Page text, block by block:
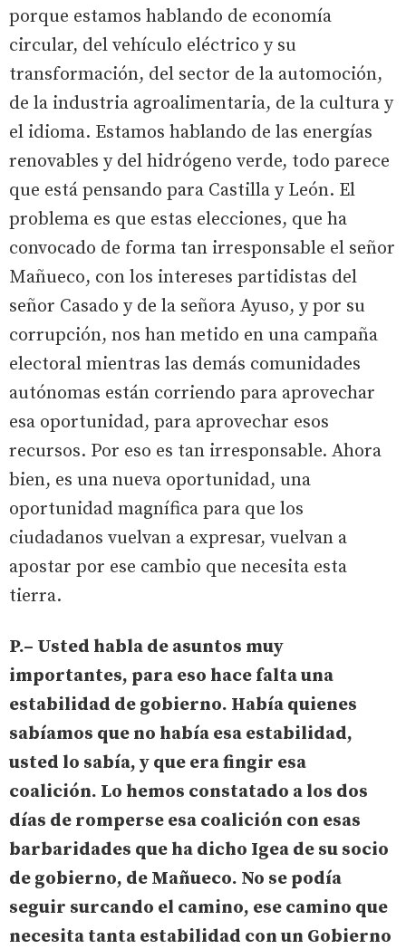
porque estamos hablando de economía
circular, del vehículo eléctrico y su
transformación, del sector de la automoción,
de la industria agroalimentaria, de la cultura y
el idioma. Estamos hablando de las energías
renovables y del hidrógeno verde, todo parece
que está pensando para Castilla y León. El
problema es que estas elecciones, que ha
convocado de forma tan irresponsable el señor
Mañueco, con los intereses partidistas del
señor Casado y de la señora Ayuso, y por su
corrupción, nos han metido en una campaña
electoral mientras las demás comunidades
autónomas están corriendo para aprovechar
esa oportunidad, para aprovechar esos
recursos. Por eso es tan irresponsable. Ahora
bien, es una nueva oportunidad, una
oportunidad magnífica para que los
ciudadanos vuelvan a expresar, vuelvan a
apostar por ese cambio que necesita esta
tierra.
P.– Usted habla de asuntos muy
importantes, para eso hace falta una
estabilidad de gobierno. Había quienes
sabíamos que no había esa estabilidad,
usted lo sabía, y que era fingir esa
coalición. Lo hemos constatado a los dos
días de romperse esa coalición con esas
barbaridades que ha dicho Igea de su socio
de gobierno, de Mañueco. No se podía
seguir surcando el camino, ese camino que
necesita tanta estabilidad con un Gobierno